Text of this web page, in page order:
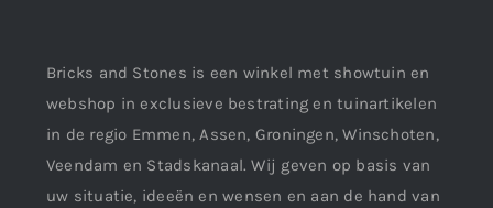
Bricks and Stones is een winkel met showtuin en
webshop in exclusieve bestrating en tuinartikelen
in de regio Emmen, Assen, Groningen, Winschoten,
Veendam en Stadskanaal. Wij geven op basis van
uw situatie, ideeën en wensen en aan de hand van